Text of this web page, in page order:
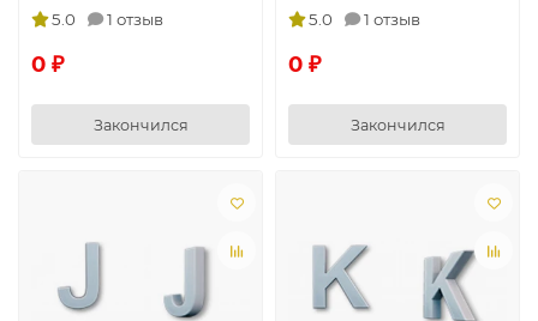
5.0 1 отзыв
0 ₽
Закончился
5.0 1 отзыв
0 ₽
Закончился